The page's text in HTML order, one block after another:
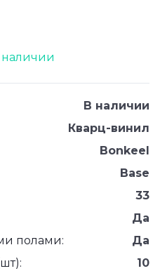
В наличии
Кварц-винил
Bonkeel
Base
33
Да
полами:
Да
10